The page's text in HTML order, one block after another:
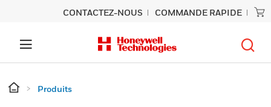
CONTACTEZ-NOUS COMMANDE RAPIDE
Produits